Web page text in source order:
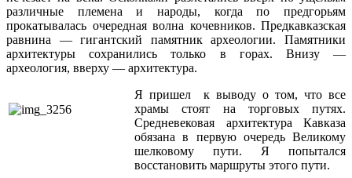
различные племена и народы, когда по предгорьям
прокатывалась очередная волна кочевников. Предкавказская
равнина — гигантский памятник археологии. Памятники
архитектуры сохранились только в горах. Внизу —
археология, вверху — архитектура.
Я пришел к выводу о том, что все
храмы стоят на торговых путях.
Средневековая архитектура Кавказа
обязана в первую очередь Великому
шелковому пути. Я попытался
восстановить маршруты этого пути.